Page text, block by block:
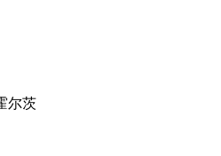
尔茨